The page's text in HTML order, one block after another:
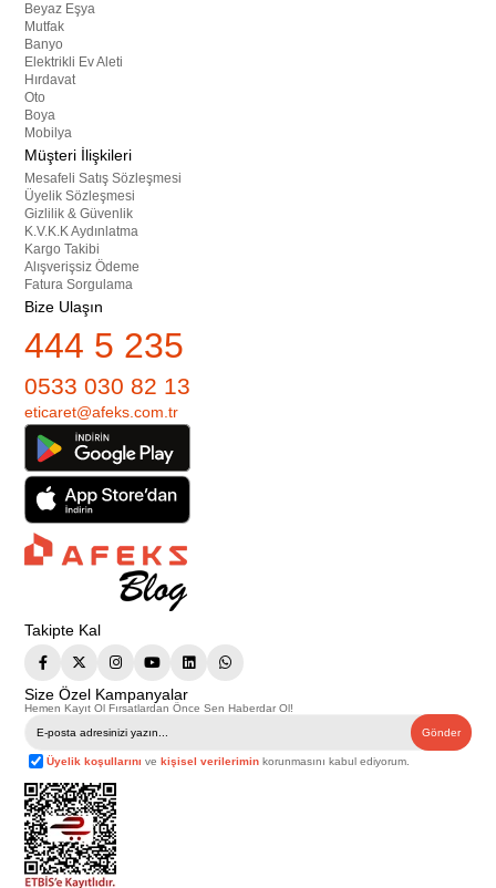
Beyaz Eşya
Mutfak
Banyo
Elektrikli Ev Aleti
Hırdavat
Oto
Boya
Mobilya
Müşteri İlişkileri
Mesafeli Satış Sözleşmesi
Üyelik Sözleşmesi
Gizlilik & Güvenlik
K.V.K.K Aydınlatma
Kargo Takibi
Alışverişsiz Ödeme
Fatura Sorgulama
Bize Ulaşın
444 5 235
0533 030 82 13
eticaret@afeks.com.tr
Takipte Kal
Size Özel Kampanyalar
Hemen Kayıt Ol Fırsatlardan Önce Sen Haberdar Ol!
Gönder
Üyelik koşullarını vekişisel verilerimin korunmasını kabul ediyorum.